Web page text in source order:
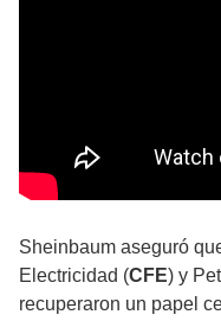
Sheinbaum aseguró
Electricidad (CFE) y
recuperaron un papel